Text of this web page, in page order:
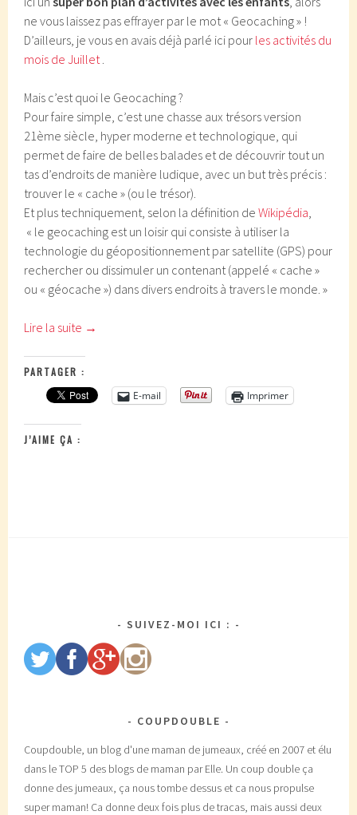
ne vous laissez pas effrayer par le mot « Geocaching » !
D’ailleurs, je vous en avais déjà parlé ici pour les activités du
mois de Juillet.
Mais c’est quoi le Geocaching ?
Pour faire simple, c’est une chasse aux trésors version
21ème siècle, hyper moderne et technologique, qui
permet de faire de belles balades et de découvrir tout un
tas d’endroits de manière ludique, avec un but très précis :
trouver le « cache » (ou le trésor).
Et plus techniquement, selon la définition deWikipédia,
« le geocaching est un loisir qui consiste à utiliser la
technologie du géopositionnement par satellite (GPS) pour
rechercher ou dissimuler un contenant (appelé « cache »
ou « géocache ») dans divers endroits à travers le monde. »
Lire la suite →
PARTAGER :
E-mail
Imprimer
J’AIME ÇA :
SUIVEZ-MOI ICI :
COUPDOUBLE
Coupdouble, un blog d'une maman de jumeaux, créé en 2007 et élu
dans le TOP 5 des blogs de maman par Elle. Un coup double ça
donne des jumeaux, ça nous tombe dessus et ca nous propulse
super maman! Ca donne deux fois plus de tracas, mais aussi deux